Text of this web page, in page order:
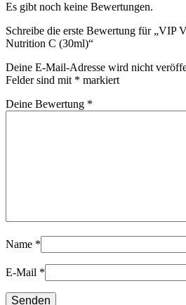
Es gibt noch keine Bewertungen.
Schreibe die erste Bewertung für „VIP
Nutrition C (30ml)“
Deine E-Mail-Adresse wird nicht
Felder sind mit * markiert
Deine Bewertung *
Name *
E-Mail *